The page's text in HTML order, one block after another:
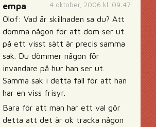
4 oktober, 2006 kl. 09:47
empa
Olof: Vad är skillnaden sa du? Att
dömma någon för att dom ser ut
på ett visst sätt är precis samma
sak. Du dömmer någon för
invandare på hur han ser ut.
Samma sak i detta fall för att han
har en viss frisyr.
Bara för att man har ett val gör
detta att det är ok tracka någon